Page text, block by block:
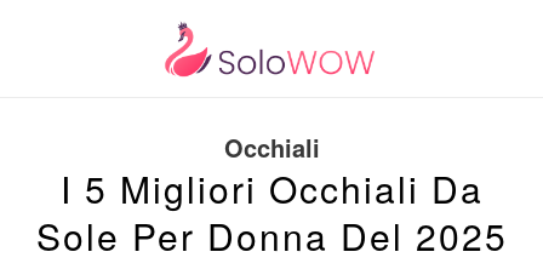
Occhiali
I 5 Migliori Occhiali Da
Sole Per Donna Del 2025